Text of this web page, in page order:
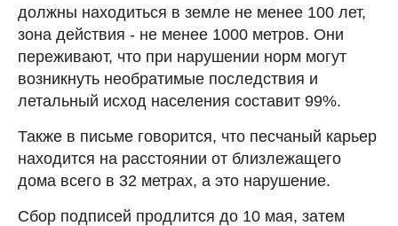
должны находиться в земле не менее 100 лет,
зона действия - не менее 1000 метров. Они
переживают, что при нарушении норм могут
возникнуть необратимые последствия и
летальный исход населения составит 99%.
Также в письме говорится, что песчаный карьер
находится на расстоянии от близлежащего
дома всего в 32 метрах, а это нарушение.
Сбор подписей продлится до 10 мая, затем